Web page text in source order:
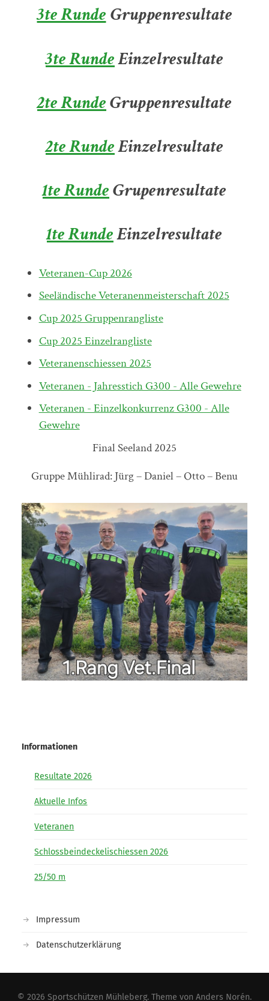
3te Runde Gruppenresultate
3te RundeEinzelresultate
2te RundeGruppenresultate
2te RundeEinzelresultate
1te RundeGrupenresultate
1te RundeEinzelresultate
Veteranen-Cup 2026
Seeländische Veteranenmeisterschaft 2025
Cup 2025 Gruppenrangliste
Cup 2025 Einzelrangliste
Veteranenschiessen 2025
Veteranen - Jahresstich G300 - Alle Gewehre
Veteranen - Einzelkonkurrenz G300 - Alle
Gewehre
Final Seeland 2025
Gruppe Mühlirad: Jürg – Daniel – Otto – Benu
Informationen
Resultate 2026
Aktuelle Infos
Veteranen
Schlossbeindeckelischiessen 2026
25/50 m
Impressum
Datenschutzerklärung
© 2026 Sportschützen Mühleberg. Theme von Anders Norén.